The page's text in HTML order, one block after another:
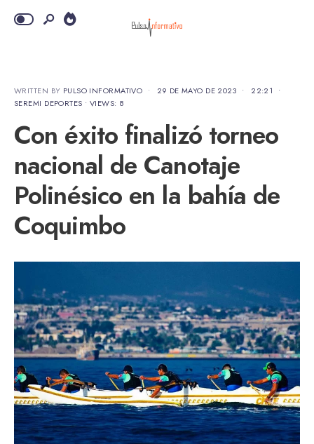
WRITTEN BY PULSO INFORMATIVO • 29 DE MAYO DE 2023 • 22:21
•
SEREMI DEPORTES • VIEWS: 8
Con éxito finalizó torneo
nacional de Canotaje
Polinésico en la bahía de
Coquimbo